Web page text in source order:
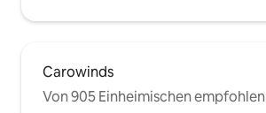
Carowinds
Von 905 Einheimischen empfohlen